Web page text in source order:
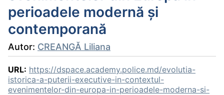
perioadele modernă și
contemporană
Autor: CREANGĂ Liliana
URL: https://dspace.academy.police.md/evolutia-
istorica-a-puterii-executive-in-contextul-
evenimentelor-din-europa-in-perioadele-moderna-si-